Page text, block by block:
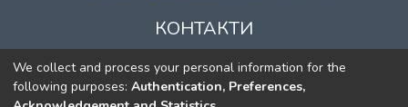
КОНТАКТИ
м. Київ, вул. Григорія Сковороди, 2
к. 1, к. 120
We collect and process your personal information for the
following purposes: Authentication, Preferences,